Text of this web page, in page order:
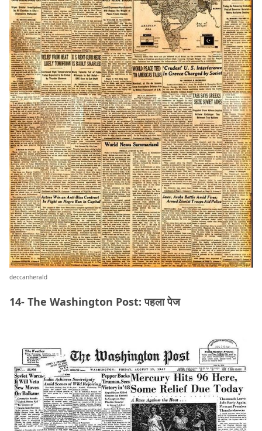
deccanherald
14- The Washington Post: पहला पेज